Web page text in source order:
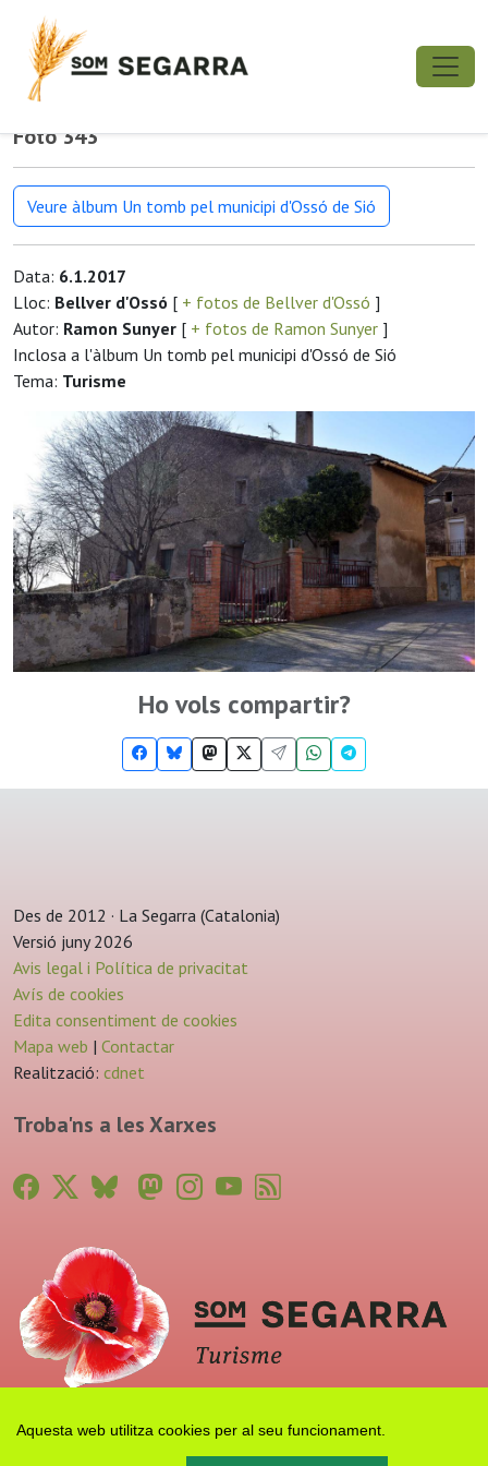
Aquesta web utilitza cookies per al seu funcionament.
Foto 343
Veure àlbum Un tomb pel municipi d'Ossó de Sió
Data: 6.1.2017
Lloc: Bellver d'Ossó [ + fotos de Bellver d'Ossó ]
Autor: Ramon Sunyer [ + fotos de Ramon Sunyer ]
Inclosa a l'àlbum Un tomb pel municipi d'Ossó de Sió
Tema: Turisme
Ho vols compartir?
Des de 2012 · La Segarra (Catalonia)
Versió juny 2026
Avis legal i Política de privacitat
Avís de cookies
Edita consentiment de cookies
Mapa web | Contactar
Realització: cdnet
Troba'ns a les Xarxes